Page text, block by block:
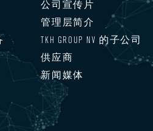
公司宣传片
管理层简介
TKH GROUP NV 的子公司
供应商
新闻媒体